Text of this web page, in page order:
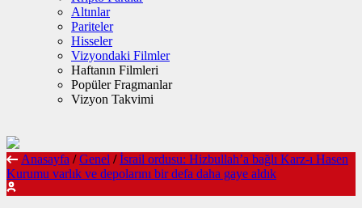
Altınlar
Pariteler
Hisseler
Vizyondaki Filmler
Haftanın Filmleri
Popüler Fragmanlar
Vizyon Takvimi
Anasayfa / Genel / İsrail ordusu: Hizbullah’a bağlı Karz-ı Hasen
Kurumu varlık ve depolarını bir defa daha gaye aldık